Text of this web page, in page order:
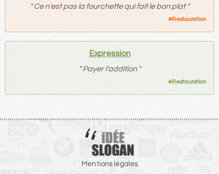
" Ce n'est pas la fourchette qui fait le bon plat "
#Restauration
Expression
" Payer l'addition "
#Restauration
Mentions légales